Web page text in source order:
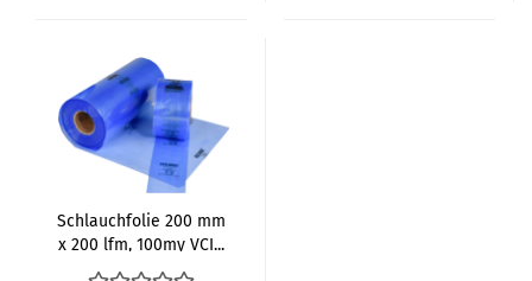
Schlauch­fo­lie 200 mm
x 200 lfm, 100my VCI...